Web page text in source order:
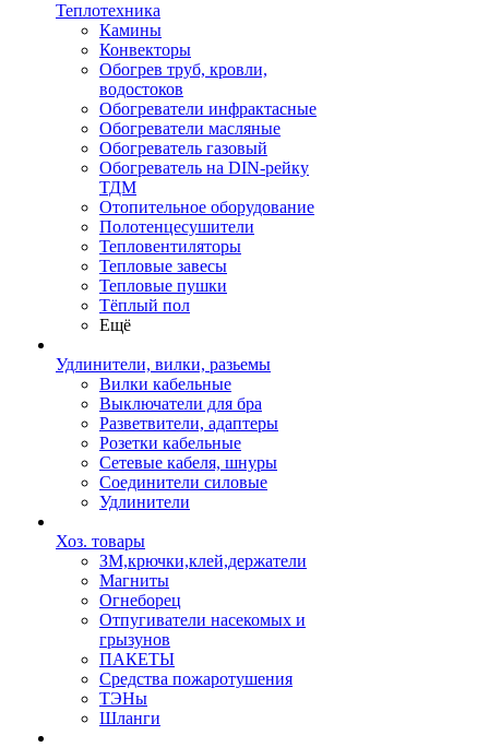
Теплотехника
Камины
Конвекторы
Обогрев труб, кровли,
водостоков
Обогреватели инфрактасные
Обогреватели масляные
Обогреватель газовый
Обогреватель на DIN-рейку
ТДМ
Отопительное оборудование
Полотенцесушители
Тепловентиляторы
Тепловые завесы
Тепловые пушки
Тёплый пол
Ещё
Удлинители, вилки, разьемы
Вилки кабельные
Выключатели для бра
Разветвители, адаптеры
Розетки кабельные
Сетевые кабеля, шнуры
Соединители силовые
Удлинители
Хоз. товары
ЗМ,крючки,клей,держатели
Магниты
Огнеборец
Отпугиватели насекомых и
грызунов
ПАКЕТЫ
Средства пожаротушения
ТЭНы
Шланги